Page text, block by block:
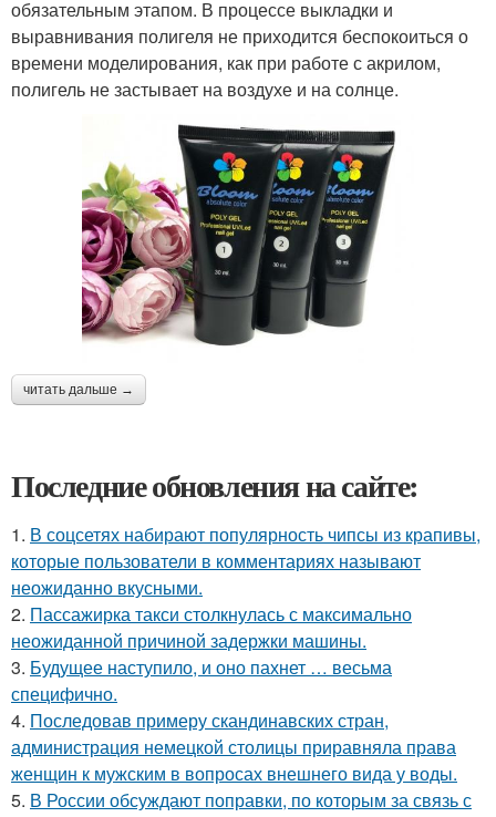
обязательным этапом. В процессе выкладки и
выравнивания полигеля не приходится беспокоиться о
времени моделирования, как при работе с акрилом,
полигель не застывает на воздухе и на солнце.
читать дальше →
Последние обновления на сайте:
1. В соцсетях набирают популярность чипсы из крапивы,
которые пользователи в комментариях называют
неожиданно вкусными.
2. Пассажирка такси столкнулась с максимально
неожиданной причиной задержки машины.
3. Будущее наступило, и оно пахнет … весьма
специфично.
4. Последовав примеру скандинавских стран,
администрация немецкой столицы приравняла права
женщин к мужским в вопросах внешнего вида у воды.
5. В России обсуждают поправки, по которым за связь с